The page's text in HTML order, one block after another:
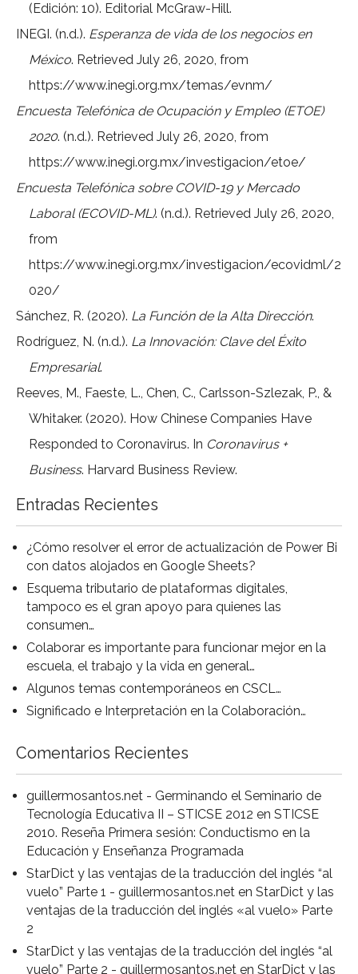
(Edición: 10). Editorial McGraw-Hill.
INEGI. (n.d.). Esperanza de vida de los negocios en
México. Retrieved July 26, 2020, from
https://www.inegi.org.mx/temas/evnm/
Encuesta Telefónica de Ocupación y Empleo (ETOE)
2020. (n.d.). Retrieved July 26, 2020, from
https://www.inegi.org.mx/investigacion/etoe/
Encuesta Telefónica sobre COVID-19 y Mercado
Laboral (ECOVID-ML). (n.d.). Retrieved July 26, 2020,
from
https://www.inegi.org.mx/investigacion/ecovidml/2
020/
Sánchez, R. (2020). La Función de la Alta Dirección.
Rodríguez, N. (n.d.). La Innovación: Clave del Éxito
Empresarial.
Reeves, M., Faeste, L., Chen, C., Carlsson-Szlezak, P., &
Whitaker. (2020). How Chinese Companies Have
Responded to Coronavirus. In Coronavirus +
Business. Harvard Business Review.
Entradas Recientes
¿Cómo resolver el error de actualización de Power Bi
con datos alojados en Google Sheets?
Esquema tributario de plataformas digitales,
tampoco es el gran apoyo para quienes las
consumen…
Colaborar es importante para funcionar mejor en la
escuela, el trabajo y la vida en general…
Algunos temas contemporáneos en CSCL…
Significado e Interpretación en la Colaboración…
Comentarios Recientes
guillermosantos.net - Germinando el Seminario de
Tecnología Educativa II – STICSE 2012 en STICSE
2010. Reseña Primera sesión: Conductismo en la
Educación y Enseñanza Programada
StarDict y las ventajas de la traducción del inglés “al
vuelo” Parte 1 - guillermosantos.net en StarDict y las
ventajas de la traducción del inglés «al vuelo» Parte
2
StarDict y las ventajas de la traducción del inglés “al
vuelo” Parte 2 - guillermosantos.net en StarDict y las